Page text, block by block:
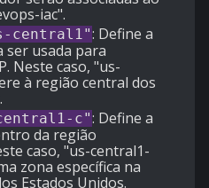
iac".
central1": Define a
ser usada para
Neste caso, "us-
à região central dos
c": Define a
da região
caso, "us-central1-
zona específica na
Estados Unidos.